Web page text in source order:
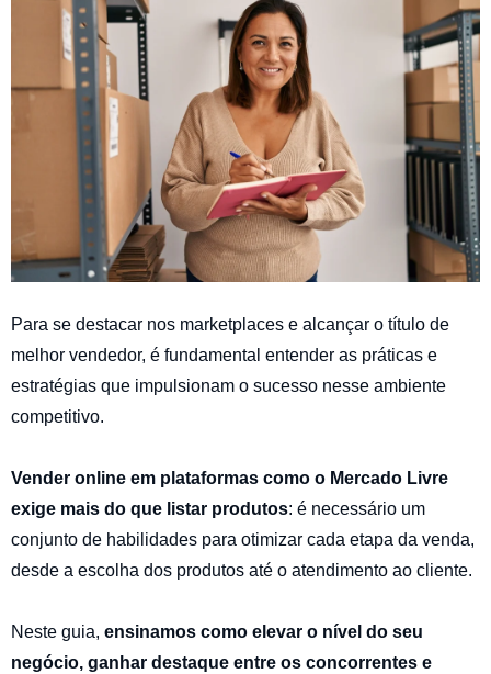
Para se destacar nos marketplaces e alcançar o título de
melhor vendedor, é fundamental entender as práticas e
estratégias que impulsionam o sucesso nesse ambiente
competitivo.
Vender online em plataformas como o Mercado Livre
exige mais do que listar produtos: é necessário um
conjunto de habilidades para otimizar cada etapa da venda,
desde a escolha dos produtos até o atendimento ao cliente.
Neste guia, ensinamos como elevar o nível do seu
negócio, ganhar destaque entre os concorrentes e